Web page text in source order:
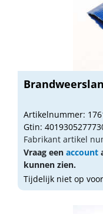
Artikelnummer:
Gtin:
Fabrikant artikel
Vraag een account
kunnen zien.
Tijdelijk niet op